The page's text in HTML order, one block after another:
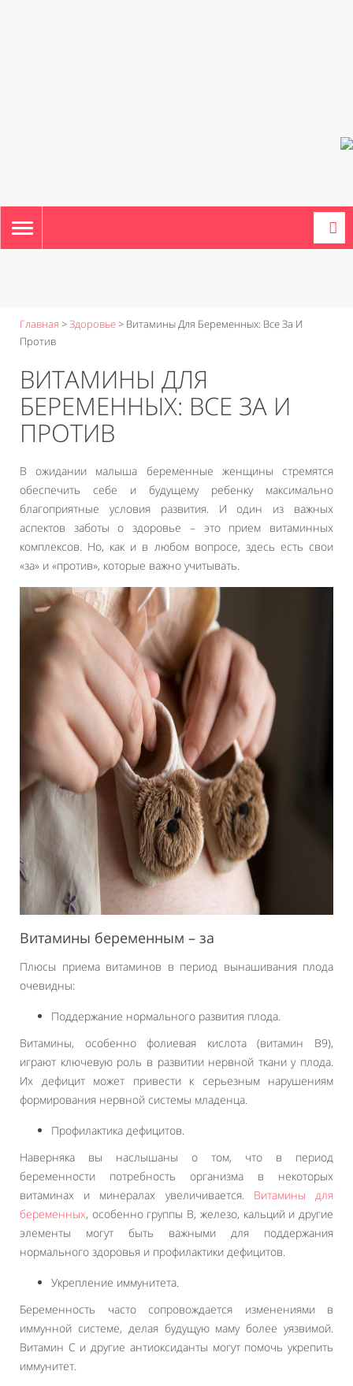
TOGGLE
NAVIGATION
Главная >Здоровье> Витамины Для Беременных: Все За И
Против
ВИТАМИНЫ ДЛЯ
БЕРЕМЕННЫХ: ВСЕ ЗА И
ПРОТИВ
В ожидании малыша беременные женщины стремятся
обеспечить себе и будущему ребенку максимально
благоприятные условия развития. И один из важных
аспектов заботы о здоровье – это прием витаминных
комплексов. Но, как и в любом вопросе, здесь есть свои
«за» и «против», которые важно учитывать.
Витамины беременным – за
Плюсы приема витаминов в период вынашивания плода
очевидны:
Поддержание нормального развития плода.
Витамины, особенно фолиевая кислота (витамин B9),
играют ключевую роль в развитии нервной ткани у плода.
Их дефицит может привести к серьезным нарушениям
формирования нервной системы младенца.
Профилактика дефицитов.
Наверняка вы наслышаны о том, что в период
беременности потребность организма в некоторых
витаминах и минералах увеличивается. Витамины для
беременных, особенно группы B, железо, кальций и другие
элементы могут быть важными для поддержания
нормального здоровья и профилактики дефицитов.
Укрепление иммунитета.
Беременность часто сопровождается изменениями в
иммунной системе, делая будущую маму более уязвимой.
Витамин С и другие антиоксиданты могут помочь укрепить
иммунитет.